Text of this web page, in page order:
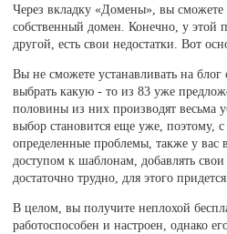
Через вкладку «Домены», вы сможете
собственный домен. Конечно, у этой
другой, есть свои недостатки. Вот
Вы не сможете устанавливать на
выбрать какую - то из 83 уже
половины из них производят весьма
выбор становится еще уже, поэтому,
определенные проблемы, также у вас
доступом к шаблонам, добавлять
достаточно трудно, для этого
В целом, вы получите неплохой
работоспособен и настроен, однако